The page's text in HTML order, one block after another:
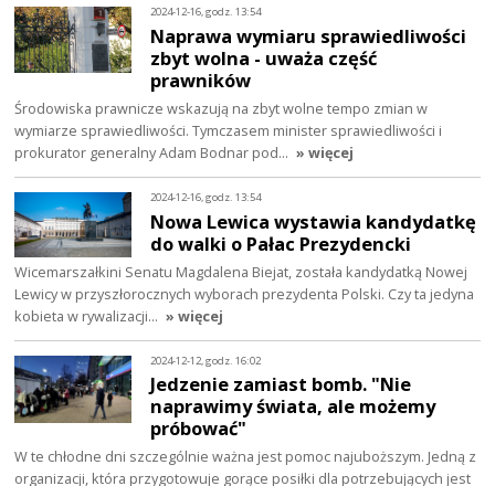
2024-12-16, godz. 13:54
Naprawa wymiaru sprawiedliwości
zbyt wolna - uważa część
prawników
Środowiska prawnicze wskazują na zbyt wolne tempo zmian w
wymiarze sprawiedliwości. Tymczasem minister sprawiedliwości i
prokurator generalny Adam Bodnar pod… » więcej
2024-12-16, godz. 13:54
Nowa Lewica wystawia kandydatkę
do walki o Pałac Prezydencki
Wicemarszałkini Senatu Magdalena Biejat, została kandydatką Nowej
Lewicy w przyszłorocznych wyborach prezydenta Polski. Czy ta jedyna
kobieta w rywalizacji… » więcej
2024-12-12, godz. 16:02
Jedzenie zamiast bomb. "Nie
naprawimy świata, ale możemy
próbować"
W te chłodne dni szczególnie ważna jest pomoc najuboższym. Jedną z
organizacji, która przygotowuje gorące posiłki dla potrzebujących jest